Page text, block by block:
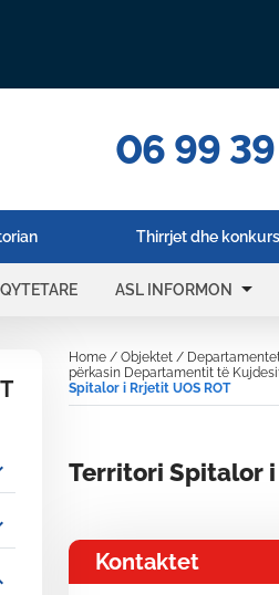
06 99 39
Thirrjet dhe
ASL INFORMON arrow_drop_down
Home / Objektet /
përkasin Departamentit të
Spitalor i Rrjetit UOS ROT
Territori Spitalor i
Kontaktet